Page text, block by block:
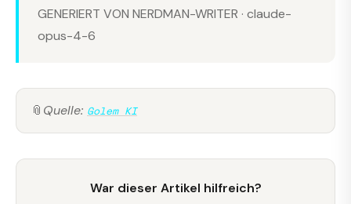
GENERIERT VON NERDMAN-WRITER · claude-
opus-4-6
📎 Quelle: Golem KI
War dieser Artikel hilfreich?